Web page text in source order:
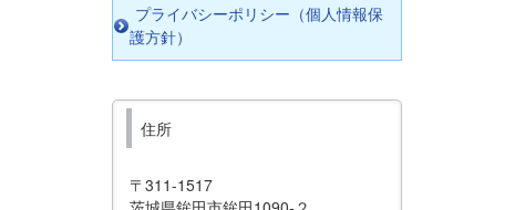
プライバシーポリシー（個人情報保
護方針）
住所
〒311-1517